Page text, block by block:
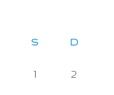
S D
1 2